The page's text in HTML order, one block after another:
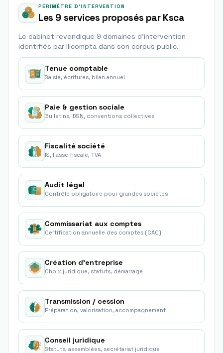
PÉRIMÈTRE D'INTERVENTION
Les 9 services proposés par Ksca
Le cabinet revendique 9 domaines d'intervention
identifiés par Ilicompta dans son corpus public.
Tenue comptable
Saisie, écritures, bilan annuel
Paie & gestion sociale
Bulletins, DSN, conventions collectives
Fiscalité société
IS, liasse fiscale, TVA
Audit légal
Contrôle obligatoire pour grandes sociétés
Commissariat aux comptes
Certification annuelle des comptes (CAC)
Création d'entreprise
Choix juridique, statuts, démarrage
Transmission / cession
Préparation, valorisation, accompagnement
Conseil juridique
Statuts, assemblées, secrétariat juridique